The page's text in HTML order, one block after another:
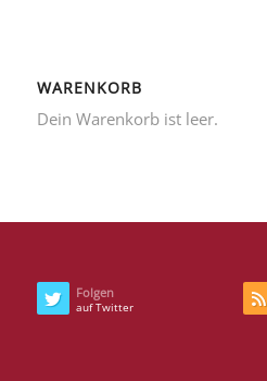
WARENKORB
Dein Warenkorb ist leer.
Folgen
auf Twitter